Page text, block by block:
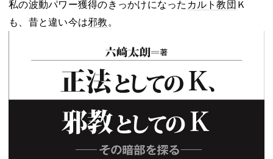
私の波動パワー獲得のきっかけになった カルト教団 Ｋ
も、昔と違い今は邪教 。